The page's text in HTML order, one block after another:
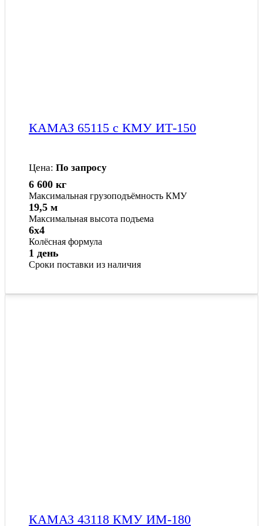
КАМАЗ 65115 с КМУ ИТ-150
Цена: По запросу
Максимальная грузоподъёмность КМУ
6 600 кг
Максимальная высота подъема
19,5 м
Колёсная формула
6x4
Сроки поставки из наличия
1 день
КАМАЗ 43118 КМУ ИМ-180